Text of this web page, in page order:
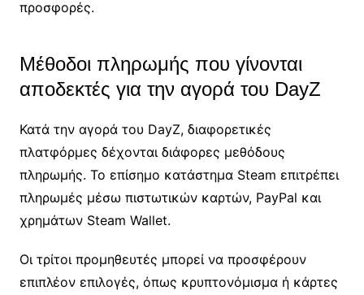
προσφορές.
Μέθοδοι πληρωμής που γίνονται
αποδεκτές για την αγορά του DayZ
Κατά την αγορά του DayZ, διαφορετικές
πλατφόρμες δέχονται διάφορες μεθόδους
πληρωμής. Το επίσημο κατάστημα Steam επιτρέπει
πληρωμές μέσω πιστωτικών καρτών, PayPal και
χρημάτων Steam Wallet.
Οι τρίτοι προμηθευτές μπορεί να προσφέρουν
επιπλέον επιλογές, όπως κρυπτονόμισμα ή κάρτες